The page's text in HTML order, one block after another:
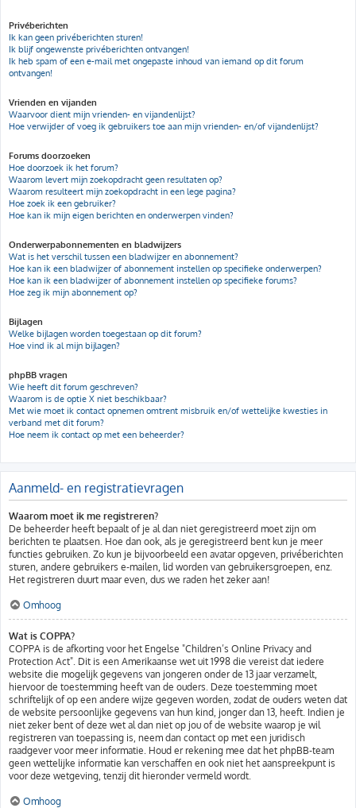
Privéberichten
Ik kan geen privéberichten sturen!
Ik blijf ongewenste privéberichten ontvangen!
Ik heb spam of een e-mail met ongepaste inhoud van iemand op dit forum
ontvangen!
Vrienden en vijanden
Waarvoor dient mijn vrienden- en vijandenlijst?
Hoe verwijder of voeg ik gebruikers toe aan mijn vrienden- en/of vijandenlijst?
Forums doorzoeken
Hoe doorzoek ik het forum?
Waarom levert mijn zoekopdracht geen resultaten op?
Waarom resulteert mijn zoekopdracht in een lege pagina?
Hoe zoek ik een gebruiker?
Hoe kan ik mijn eigen berichten en onderwerpen vinden?
Onderwerpabonnementen en bladwijzers
Wat is het verschil tussen een bladwijzer en abonnement?
Hoe kan ik een bladwijzer of abonnement instellen op specifieke onderwerpen?
Hoe kan ik een bladwijzer of abonnement instellen op specifieke forums?
Hoe zeg ik mijn abonnement op?
Bijlagen
Welke bijlagen worden toegestaan op dit forum?
Hoe vind ik al mijn bijlagen?
phpBB vragen
Wie heeft dit forum geschreven?
Waarom is de optie X niet beschikbaar?
Met wie moet ik contact opnemen omtrent misbruik en/of wettelijke kwesties in
verband met dit forum?
Hoe neem ik contact op met een beheerder?
Aanmeld- en registratievragen
Waarom moet ik me registreren?
De beheerder heeft bepaalt of je al dan niet geregistreerd moet zijn om
berichten te plaatsen. Hoe dan ook, als je geregistreerd bent kun je meer
functies gebruiken. Zo kun je bijvoorbeeld een avatar opgeven, privéberichten
sturen, andere gebruikers e-mailen, lid worden van gebruikersgroepen, enz.
Het registreren duurt maar even, dus we raden het zeker aan!
Omhoog
Wat is COPPA?
COPPA is de afkorting voor het Engelse "Children’s Online Privacy and
Protection Act". Dit is een Amerikaanse wet uit 1998 die vereist dat iedere
website die mogelijk gegevens van jongeren onder de 13 jaar verzamelt,
hiervoor de toestemming heeft van de ouders. Deze toestemming moet
schriftelijk of op een andere wijze gegeven worden, zodat de ouders weten dat
de website persoonlijke gegevens van hun kind, jonger dan 13, heeft. Indien je
niet zeker bent of deze wet al dan niet op jou of de website waarop je wil
registreren van toepassing is, neem dan contact op met een juridisch
raadgever voor meer informatie. Houd er rekening mee dat het phpBB-team
geen wettelijke informatie kan verschaffen en ook niet het aanspreekpunt is
voor deze wetgeving, tenzij dit hieronder vermeld wordt.
Omhoog